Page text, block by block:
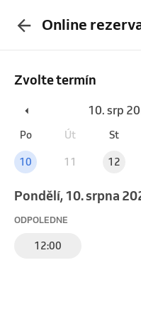
Online
Zvolte termín
10. srp
Po Út St
10 11 12
pondělí, 10. srpna
ODPOLEDNE
12:00